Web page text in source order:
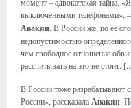
выключенными телефонами», –
Авакян. В России же, по ее
недопустимостью
чем свободное отношение
рассчитывать на это не стоит.
В России тоже разрабатывают
России», рассказалаАвакян.